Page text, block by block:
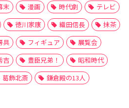
末 漫画 時代劇
テレビ
徳川家康 織田信長
抹茶
具 フィギュア
展覧会
吉 豊臣兄弟！
昭和時代
葛飾北斎 鎌倉殿の13人